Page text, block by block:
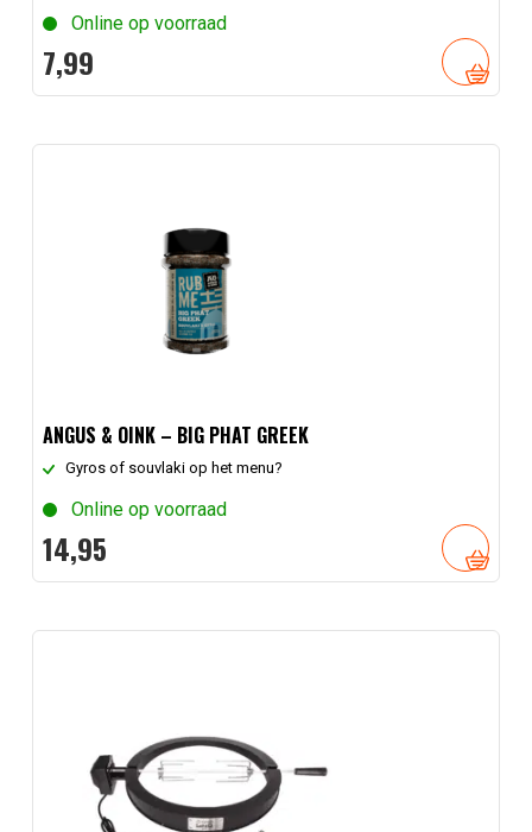
Online op voorraad
7,99
ANGUS & OINK – BIG PHAT GREEK
Gyros of souvlaki op het menu?
Online op voorraad
14,95